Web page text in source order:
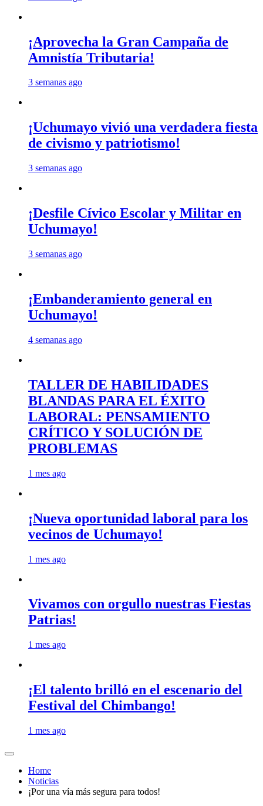
¡Aprovecha la Gran Campaña de
Amnistía Tributaria!
3 semanas ago
¡Uchumayo vivió una verdadera fiesta
de civismo y patriotismo!
3 semanas ago
¡Desfile Cívico Escolar y Militar en
Uchumayo!
3 semanas ago
¡Embanderamiento general en
Uchumayo!
4 semanas ago
TALLER DE HABILIDADES
BLANDAS PARA EL ÉXITO
LABORAL: PENSAMIENTO
CRÍTICO Y SOLUCIÓN DE
PROBLEMAS
1 mes ago
¡Nueva oportunidad laboral para los
vecinos de Uchumayo!
1 mes ago
Vivamos con orgullo nuestras Fiestas
Patrias!
1 mes ago
¡El talento brilló en el escenario del
Festival del Chimbango!
1 mes ago
Home
Noticias
¡Por una vía más segura para todos!